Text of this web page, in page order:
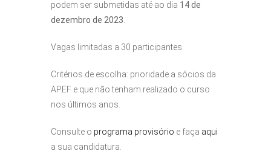
podem ser submetidas até ao dia 14 de
dezembro de 2023.
Vagas limitadas a 30 participantes.
Critérios de escolha: prioridade a sócios da
APEF e que não tenham realizado o curso
nos últimos anos.
Consulte o programa provisório e faça aqui
a sua candidatura.